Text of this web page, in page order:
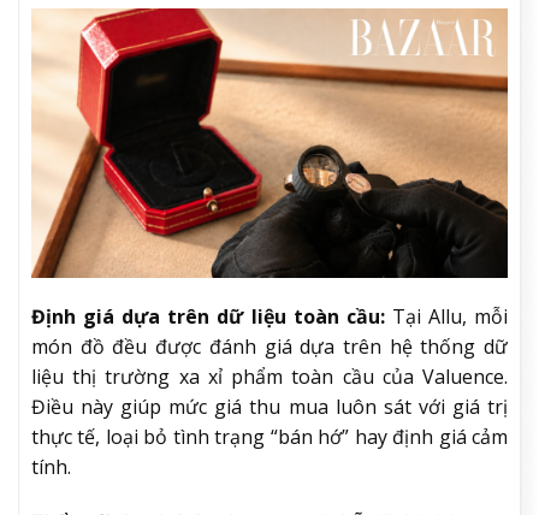
Định giá dựa trên dữ liệu toàn cầu:Tại Allu, mỗi
món đồ đều được đánh giá dựa trên hệ thống dữ
liệu thị trường xa xỉ phẩm toàn cầu của Valuence.
Điều này giúp mức giá thu mua luôn sát với giá trị
thực tế, loại bỏ tình trạng “bán hớ” hay định giá cảm
tính.